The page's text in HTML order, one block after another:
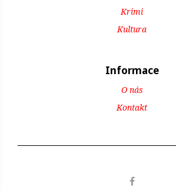
Krimi
Kultura
Informace
O nás
Kontakt